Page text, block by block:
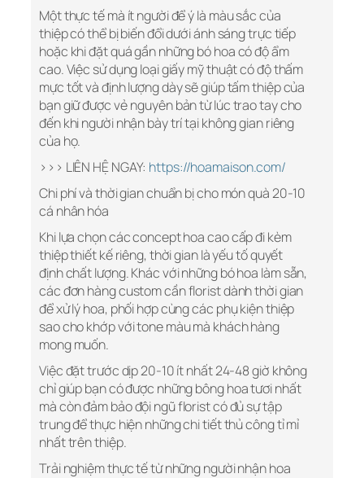
Một thực tế mà ít người để ý là màu sắc của
thiệp có thể bị biến đổi dưới ánh sáng trực tiếp
hoặc khi đặt quá gần những bó hoa có độ ẩm
cao. Việc sử dụng loại giấy mỹ thuật có độ thấm
mực tốt và định lượng dày sẽ giúp tấm thiệp của
bạn giữ được vẻ nguyên bản từ lúc trao tay cho
đến khi người nhận bày trí tại không gian riêng
của họ.
>>> LIÊN HỆ NGAY: https://hoamaison.com/
Chi phí và thời gian chuẩn bị cho món quà 20-10
cá nhân hóa
Khi lựa chọn các concept hoa cao cấp đi kèm
thiệp thiết kế riêng, thời gian là yếu tố quyết
định chất lượng. Khác với những bó hoa làm sẵn,
các đơn hàng custom cần florist dành thời gian
để xử lý hoa, phối hợp cùng các phụ kiện thiệp
sao cho khớp với tone màu mà khách hàng
mong muốn.
Việc đặt trước dịp 20-10 ít nhất 24-48 giờ không
chỉ giúp bạn có được những bông hoa tươi nhất
mà còn đảm bảo đội ngũ florist có đủ sự tập
trung để thực hiện những chi tiết thủ công tỉ mỉ
nhất trên thiệp.
Trải nghiệm thực tế từ những người nhận hoa